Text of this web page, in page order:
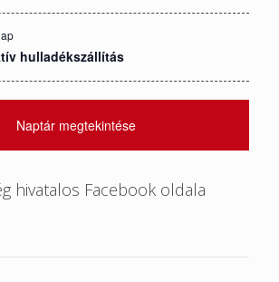
hulladékszállítás
Naptár megtekintése
hivatalos Facebook oldala